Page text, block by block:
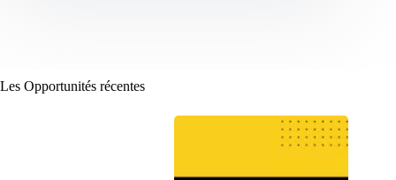
Les Opportunités récentes